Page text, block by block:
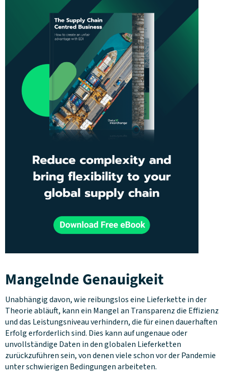
Mangelnde Genauigkeit
Unabhängig davon, wie reibungslos eine Lieferkette in der
Theorie abläuft, kann ein Mangel an Transparenz die Effizienz
und das Leistungsniveau verhindern, die für einen dauerhaften
Erfolg erforderlich sind. Dies kann auf ungenaue oder
unvollständige Daten in den globalen Lieferketten
zurückzuführen sein, von denen viele schon vor der Pandemie
unter schwierigen Bedingungen arbeiteten.